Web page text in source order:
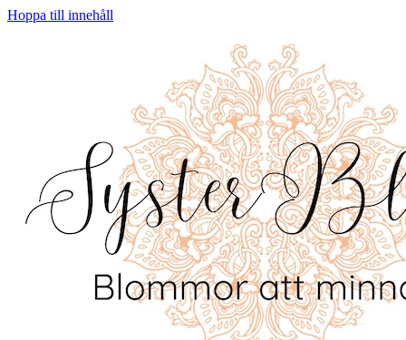
Hoppa till innehåll